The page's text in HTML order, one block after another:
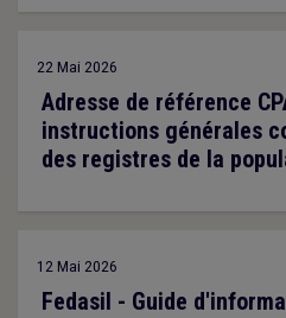
22 Mai 2026
Adresse de référence
instructions générales
des registres de la
12 Mai 2026
Fedasil - Guide